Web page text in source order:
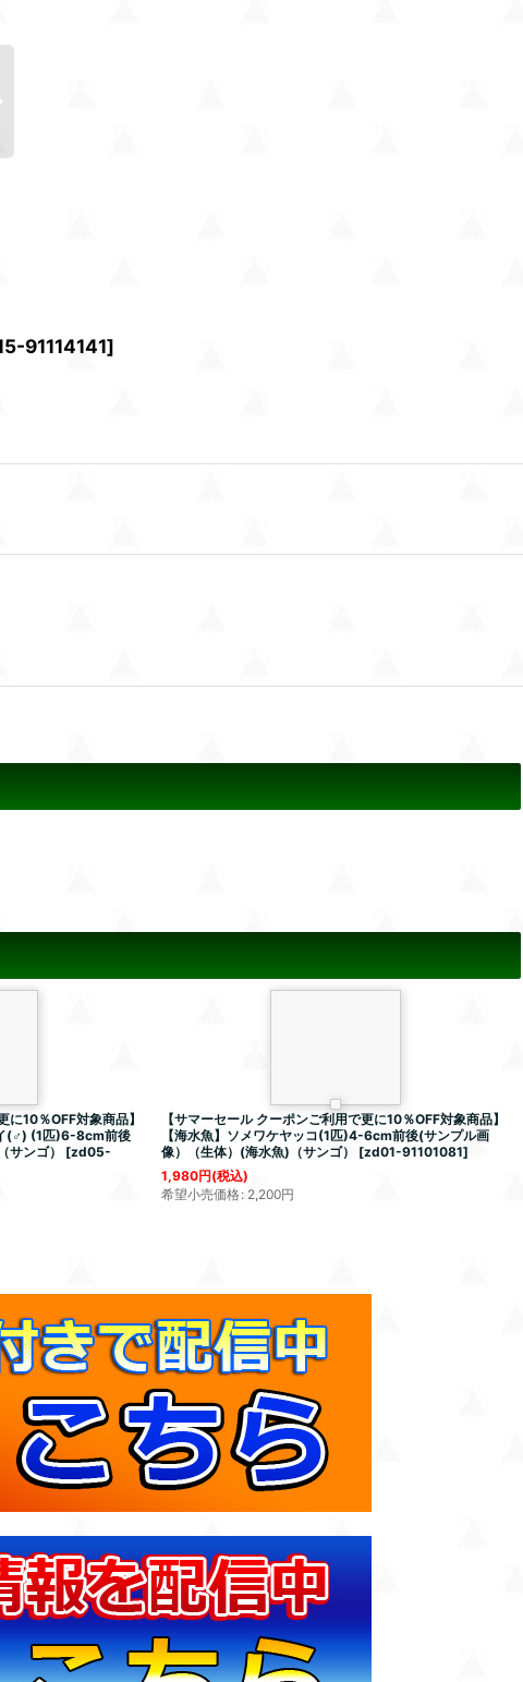
91114141]
に10％OFF対象商品】
(♂) (1匹)6-8cm前後
ンゴ）
[zd05-
【サマーセール クーポンご利用で更に10％OFF対象商品】
【海水魚】ソメワケヤッコ(1匹)4-6cm前後(サンプル画
像）（生体）(海水魚)（サンゴ）
[zd01-91101081]
1,980円(税込)
希望小売価格: 2,200円